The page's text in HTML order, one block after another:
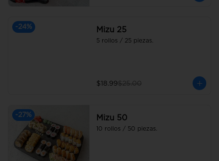
-24% Mizu 25
5 rollos / 25 piezas.
$18.99$25.00
-27% Mizu 50
10 rollos / 50 piezas.